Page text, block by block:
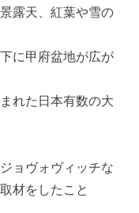
露天、紅葉や雪の
に甲府盆地が広が
れた日本有数の大
ョヴォヴィッチな
材をしたこと